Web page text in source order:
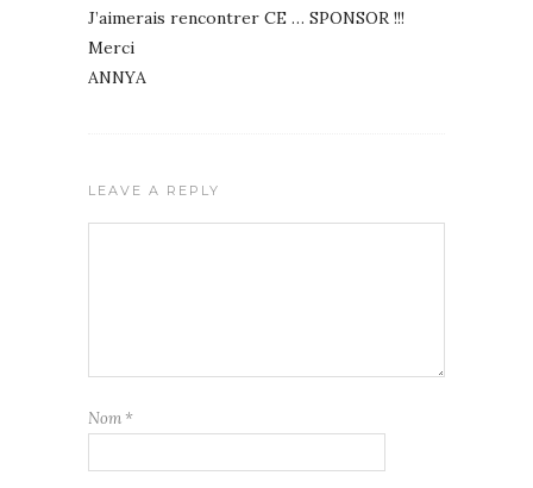
J’aimerais rencontrer CE … SPONSOR !!!
Merci
ANNYA
LEAVE A REPLY
Nom *